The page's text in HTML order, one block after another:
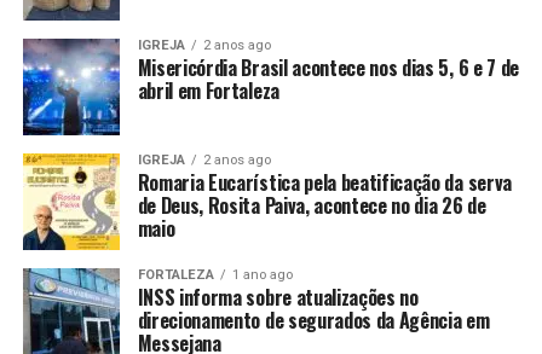
IGREJA 2 anos ago
Misericórdia Brasil acontece nos dias 5, 6 e 7 de
abril em Fortaleza
IGREJA 2 anos ago
Romaria Eucarística pela beatificação da serva
de Deus, Rosita Paiva, acontece no dia 26 de
maio
FORTALEZA 1 ano ago
INSS informa sobre atualizações no
direcionamento de segurados da Agência em
Messejana